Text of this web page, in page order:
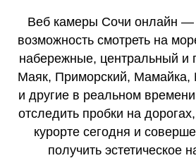
Веб камеры Сочи онлайн —
возможность смотреть на
набережные, центральный и
Маяк, Приморский, Мамайка,
и другие в реальном
отследить пробки на
курорте сегодня и
получить эстетическое